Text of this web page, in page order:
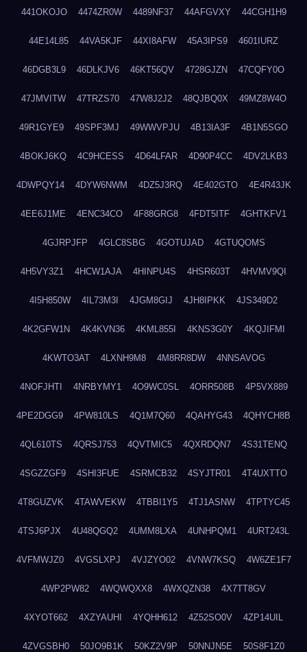
441OKOJO 4474ZR0W 4489NF37 44AFGVXY 44CGH1H9
44E14L85 44VA5KJF 44XI8AFW 45A3IPS9 4601IURZ
46DGB3L9 46DLKJV6 46KT56QV 4728GJZN 47CQFY0O
47JMVITW 47TRZS70 47W8J2J2 48QJBQ0X 49MZ8W4O
49R1GYE9 49SPF3MJ 49WWVPJU 4B13IA3F 4B1N5SGO
4BOKJ6KQ 4C9HCESS 4D64LFAR 4D90P4CC 4DV2LKB3
4DWPQY14 4DYW6NWM 4DZ5J3RQ 4E402GTO 4E4R43JK
4EE6J1ME 4ENC34CO 4F88GRG8 4FDT5ITF 4GHTKFV1
4GJRPJFP 4GLC8SBG 4GOTUJAD 4GTUQOMS
4H5VY3Z1 4HCW1AJA 4HINPU4S 4HSR603T 4HVMV9QI
4I5H850W 4IL73M3I 4JGM8GIJ 4JH8IPKK 4JS349D2
4K2GFW1N 4K4KVN36 4KML855I 4KNS3G0Y 4KQJIFMI
4KWTO3AT 4LXNH9M8 4M8RR8DW 4NNSAVOG
4NOFJHTI 4NRBYMY1 4O9WC0SL 4ORR508B 4P5VX889
4PE2DGG9 4PW810LS 4Q1M7Q60 4QAHYG43 4QHYCH8B
4QL610TS 4QRSJ753 4QVTMIC5 4QXRDQN7 4S31TENQ
4SGZZGF9 4SHI3FUE 4SRMCB32 4SYJTR01 4T4UXTTO
4T8GUZVK 4TAWVEKW 4TBBI1Y5 4TJ1ASNW 4TPTYC45
4TSJ6PJX 4U48QGQ2 4UMM8LXA 4UNHPQM1 4URT243L
4VFMWJZ0 4VGSLXPJ 4VJZYO02 4VNW7KSQ 4W6ZE1F7
4WP2PW82 4WQWQXX8 4WXQZN38 4X7TT8GV
4XYOT662 4XZYAUHI 4YQHH612 4Z52SO0V 4ZP14UIL
4ZVGSBH0 50JO9B1K 50KZ2V9P 50NNJN5E 50S8F1Z0